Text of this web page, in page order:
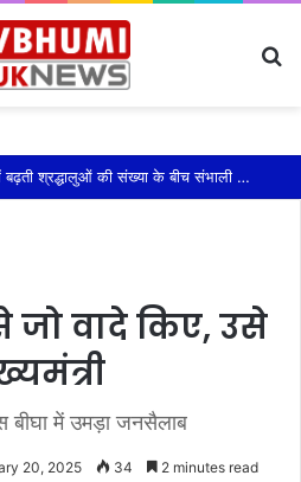
टिहरी एसएसपी ने कांवड़ मेला में बढ़ती श्रद्धालुओं की संख्या के बीच संभाली यातायात की कमान
वादे किए, उसे
बीघा में उमड़ा जनसैलाब
20, 2025 34 2 minutes read